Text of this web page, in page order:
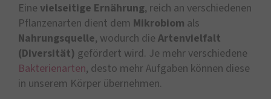
Eine vielseitige Ernährung, reich an verschiedenen
Pflanzenarten dient dem Mikrobiom als
Nahrungsquelle, wodurch die Artenvielfalt
(Diversität) gefördert wird. Je mehr verschiedene
Bakterienarten, desto mehr Aufgaben können diese
in unserem Körper übernehmen.